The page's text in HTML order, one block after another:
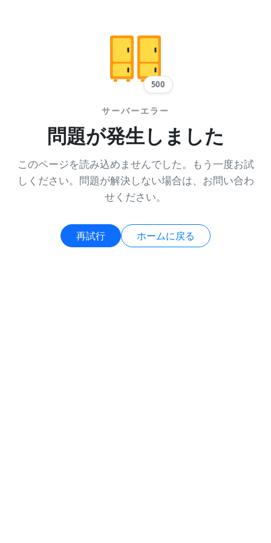
500
サーバーエラー
問題が発生しました
このページを読み込めませんでした。もう一度お試
しください。問題が解決しない場合は、お問い合わ
せください。
再試行 ホームに戻る